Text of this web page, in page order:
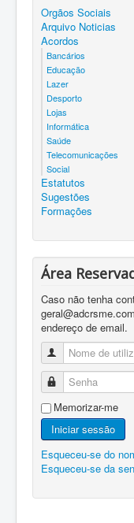
Orgãos Sociais
Arquivo Noticias
Acordos
Bancários
Educação
Lazer
Desporto
Lojas
Informática
Saúde
Telecomunicações
Social
Estatutos
Sugestões
Formações
Área
Caso não tenha
endereço de email.
Nome de
Senha
Memorizar-me
Iniciar sessão
Esqueceu-se do
Esqueceu-se da